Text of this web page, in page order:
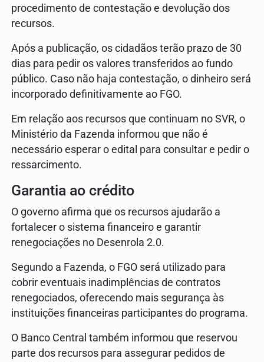
procedimento de contestação e devolução dos
recursos.
Após a publicação, os cidadãos terão prazo de 30
dias para pedir os valores transferidos ao fundo
público. Caso não haja contestação, o dinheiro será
incorporado definitivamente ao FGO.
Em relação aos recursos que continuam no SVR, o
Ministério da Fazenda informou que não é
necessário esperar o edital para consultar e pedir o
ressarcimento.
Garantia ao crédito
O governo afirma que os recursos ajudarão a
fortalecer o sistema financeiro e garantir
renegociações no Desenrola 2.0.
Segundo a Fazenda, o FGO será utilizado para
cobrir eventuais inadimplências de contratos
renegociados, oferecendo mais segurança às
instituições financeiras participantes do programa.
O Banco Central também informou que reservou
parte dos recursos para assegurar pedidos de